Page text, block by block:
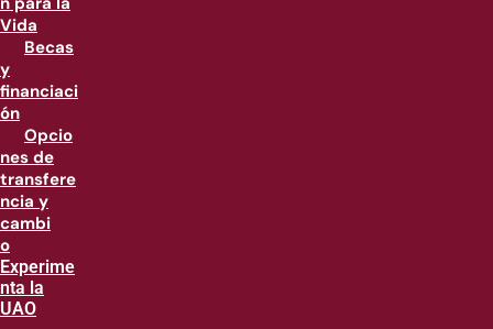
Vida
Becas
y
financiaci
ón
Opcio
nes de
transfere
ncia y
cambi
o
Experime
nta la
UAO